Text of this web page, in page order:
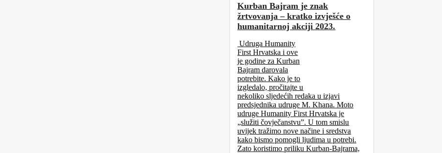
Kurban Bajram je znak
žrtvovanja – kratko izvješće o
humanitarnoj akciji 2023.
Udruga Humanity
First Hrvatska i ove
je godine za Kurban
Bajram darovala
potrebite. Kako je to
izgledalo, pročitajte u
nekoliko sljedećih redaka u izjavi
predsjednika udruge M. Khana. Moto
udruge Humanity First Hrvatska je
„služiti čovječanstvu”. U tom smislu
uvijek tražimo nove načine i sredstva
kako bismo pomogli ljudima u potrebi.
Zato koristimo priliku Kurban-Bajrama,